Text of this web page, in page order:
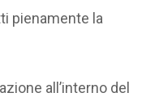
pienamente la
all’interno del